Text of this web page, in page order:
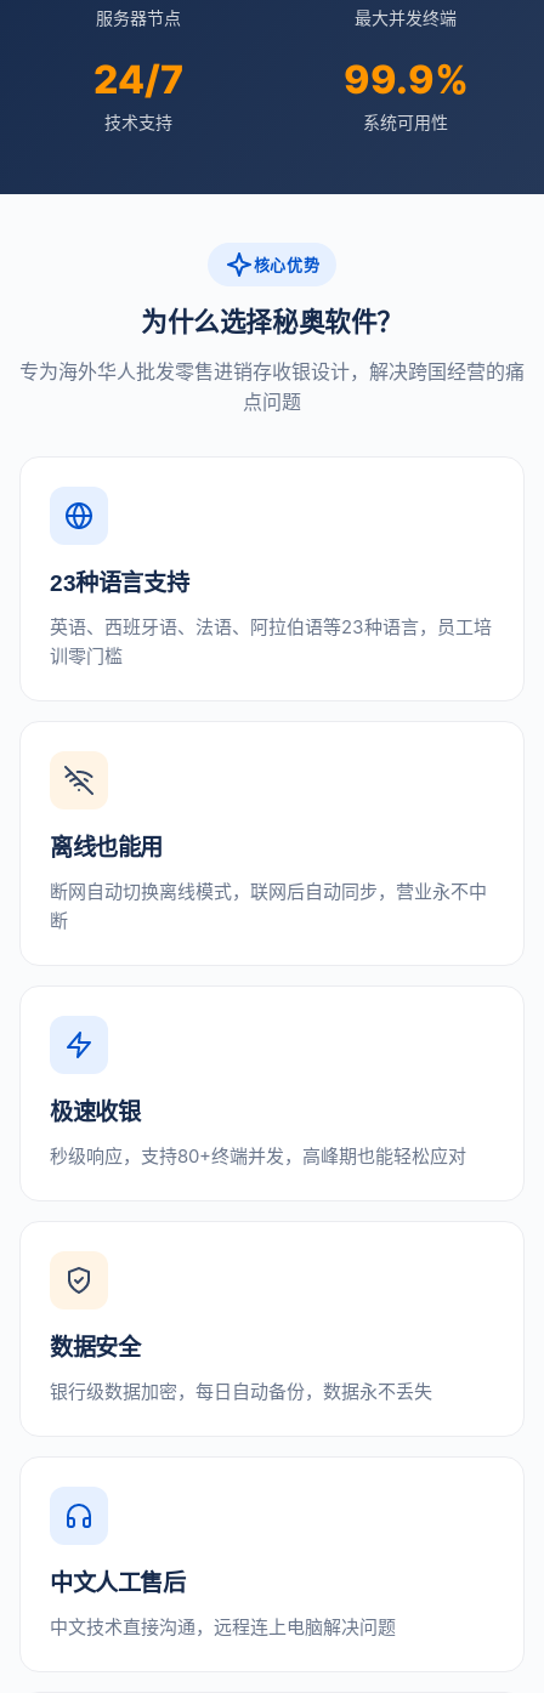
服务器节点 最大并发终端
24/7
技术支持
99.9%
系统可用性
核心优势
为什么选择秘奥软件？
专为海外华人批发零售进销存收银设计，解决跨国经营的痛
点问题
23种语言支持
英语、西班牙语、法语、阿拉伯语等23种语言，员工培
训零门槛
离线也能用
断网自动切换离线模式，联网后自动同步，营业永不中
断
极速收银
秒级响应，支持80+终端并发，高峰期也能轻松应对
数据安全
银行级数据加密，每日自动备份，数据永不丢失
中文人工售后
中文技术直接沟通，远程连上电脑解决问题